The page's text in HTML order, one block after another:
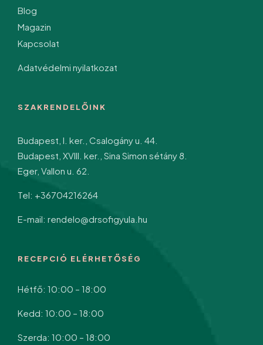
Blog
Magazin
Kapcsolat
Adatvédelmi nyilatkozat
SZAKRENDELŐINK
Budapest, I. ker., Csalogány u. 44.
Budapest, XVIII. ker., Sina Simon sétány 8.
Eger, Vallon u. 62.
Tel: +36704216264
E-mail: rendelo@drsofigyula.hu
RECEPCIÓ ELÉRHETŐSÉG
Hétfő: 10:00 – 18:00
Kedd: 10:00 – 18:00
Szerda: 10:00 – 18:00